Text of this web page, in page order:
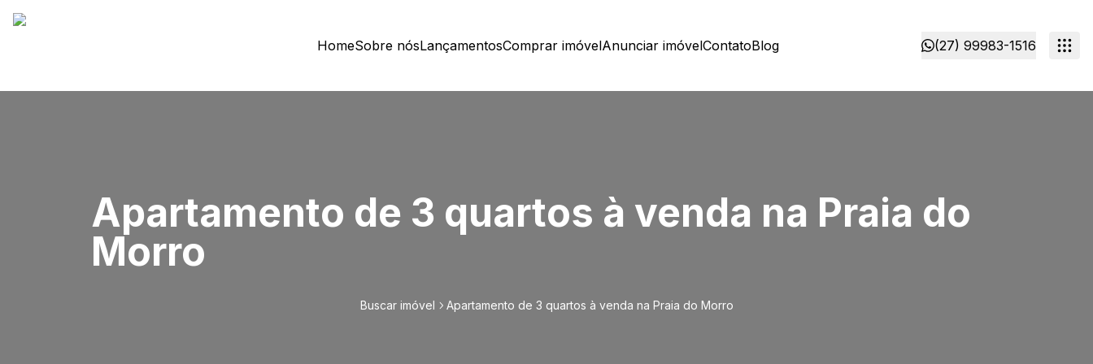
HomeSobre nósLançamentosComprar imóvelAnunciar imóvelContatoBlog (27) 99983-1516
Apartamento de 3 quartos à venda na Praia do
Morro
Buscar imóvel Apartamento de 3 quartos à venda na Praia do Morro